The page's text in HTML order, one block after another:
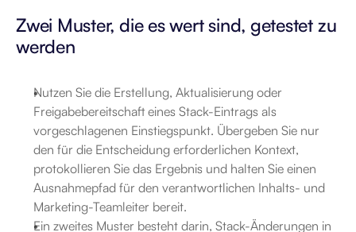
Zwei Muster, die es wert sind, getestet zu
werden
Nutzen Sie die Erstellung, Aktualisierung oder
Freigabebereitschaft eines Stack-Eintrags als
vorgeschlagenen Einstiegspunkt. Übergeben Sie nur
den für die Entscheidung erforderlichen Kontext,
protokollieren Sie das Ergebnis und halten Sie einen
Ausnahmepfad für den verantwortlichen Inhalts- und
Marketing-Teamleiter bereit.
Ein zweites Muster besteht darin, Stack-Änderungen in